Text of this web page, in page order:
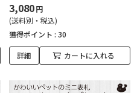
3,080円
(送料別・税込)
獲得ポイント : 30
詳細 カートに入れる